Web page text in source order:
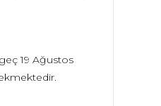
19 Ağustos